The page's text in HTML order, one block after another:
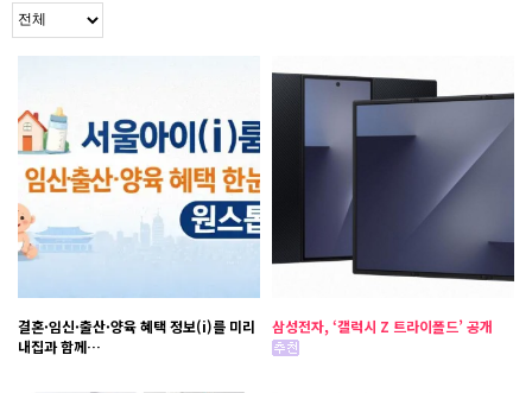
결혼·임신·출산·양육 혜택 정보(i)를 미리
내집과 함께…
삼성전자, ‘갤럭시 Z 트라이폴드’ 공개